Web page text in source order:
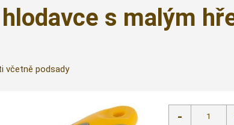
s malým
včetně podsady